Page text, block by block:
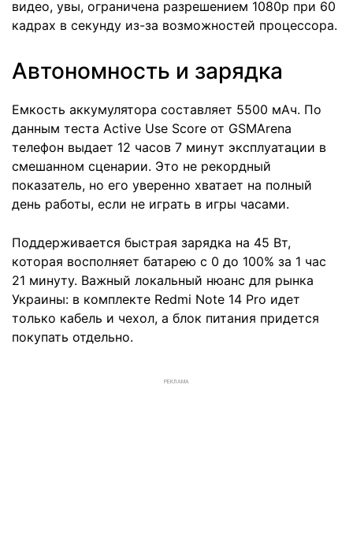
видео, увы, ограничена разрешением 1080p при 60
кадрах в секунду из-за возможностей процессора.
Автономность и зарядка
Емкость аккумулятора составляет 5500 мАч. По
данным теста Active Use Score от GSMArena
телефон выдает 12 часов 7 минут эксплуатации в
смешанном сценарии. Это не рекордный
показатель, но его уверенно хватает на полный
день работы, если не играть в игры часами.
Поддерживается быстрая зарядка на 45 Вт,
которая восполняет батарею с 0 до 100% за 1 час
21 минуту. Важный локальный нюанс для рынка
Украины: в комплекте Redmi Note 14 Pro идет
только кабель и чехол, а блок питания придется
покупать отдельно.
РЕКЛАМА